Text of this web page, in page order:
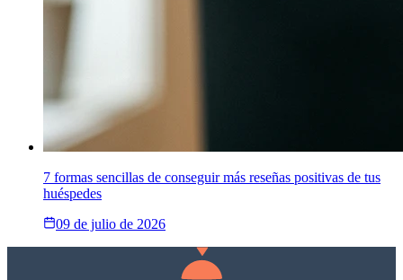
7 formas sencillas de conseguir más reseñas positivas de tus
huéspedes
09 de julio de 2026